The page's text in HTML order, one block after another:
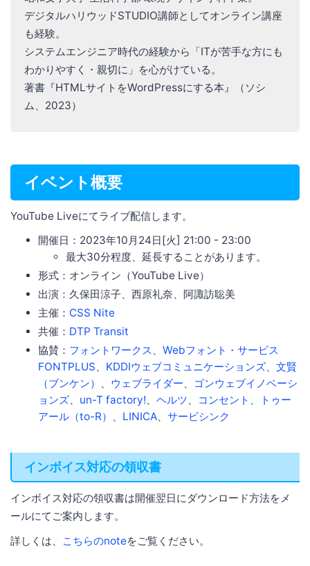
デジタルハリウッドSTUDIO講師としてオンライン講座
も経験。
システムエンジニア時代の経験から「ITが苦手な方にも
わかりやすく・親切に」を心がけている。
著書『HTMLサイトをWordPressにする本』（ソシ
ム、2023）
イベント概要
YouTube Liveにてライブ配信します。
開催日：2023年10月24日[火] 21:00 - 23:00
最大30分程度、延長することがあります。
形式：オンライン（YouTube Live）
出演：久保田涼子、西原礼奈、阿諏訪聡美
主催： CSS Nite
共催： DTP Transit
協賛： フォントワークス
Webフォント・サービス
FONTPLUS
KDDIウェブコミュニケーションズ
文賢
（ブンケン）
ウェブライダー
ゴンウェブイノベーシ
ョンズ
un-T factory! ヘルツ コンセント
トゥー
アール（to-R）
LINICA サービシンク
インボイス対応の領収書
インボイス対応の領収書は開催翌日にダウンロード方法をメ
ールにてご案内します。
詳しくは、
こちらのnoteをご覧ください。